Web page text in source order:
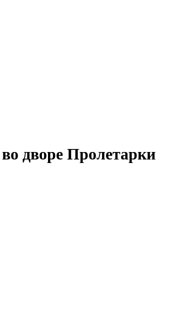
дворе Пролетарки